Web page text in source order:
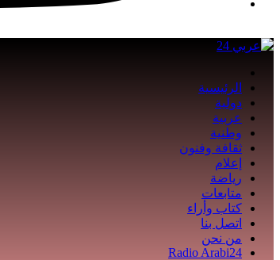
الرئيسية
دولية
عربية
وطنية
ثقافة وفنون
إعلام
رياضة
متابعات
كتاب وأراء
اتصل بنا
من نحن
Radio Arabi24